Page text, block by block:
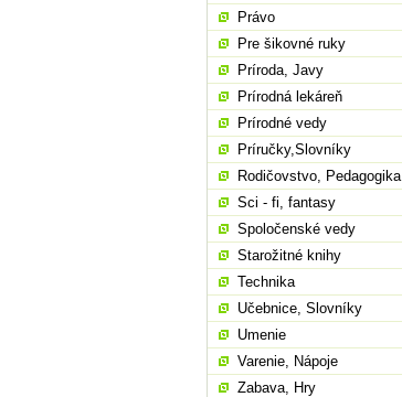
Právo
Pre šikovné ruky
Príroda, Javy
Prírodná lekáreň
Prírodné vedy
Príručky,Slovníky
Rodičovstvo, Pedagogika
Sci - fi, fantasy
Spoločenské vedy
Starožitné knihy
Technika
Učebnice, Slovníky
Umenie
Varenie, Nápoje
Zabava, Hry